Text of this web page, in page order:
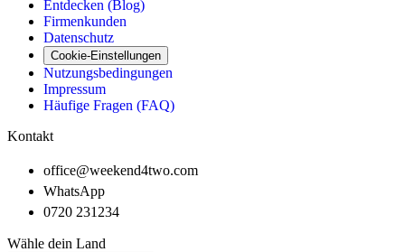
Entdecken (Blog)
Firmenkunden
Datenschutz
Cookie-Einstellungen
Nutzungsbedingungen
Impressum
Häufige Fragen (FAQ)
Kontakt
office@weekend4two.com
WhatsApp
0720 231234
Wähle dein Land